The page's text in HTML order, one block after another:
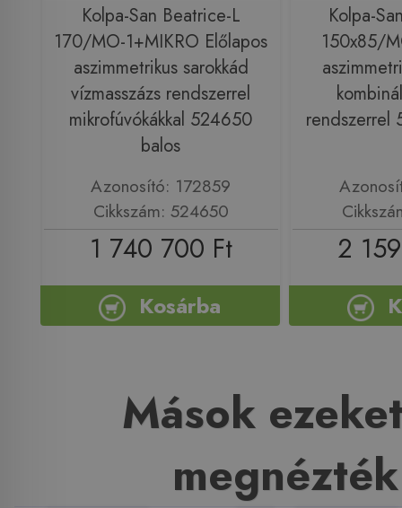
Kolpa-San Beatrice-L
170/MO-1+MIKRO Előlapos
aszimmetrikus sarokkád
vízmasszázs rendszerrel
mikrofúvókákkal 524650
balos
Azonosító: 172859
Cikkszám: 524650
1 740 700 Ft
Kosárba
Kolpa-
150x85/
rendszerrel
2
Mások
megnézték